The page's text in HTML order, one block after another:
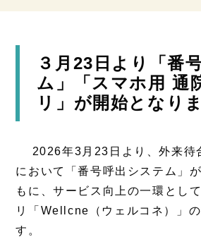
３月23日より「番
ム」「スマホ用 通
リ」が開始となり
2026年3月23日より、外来待
において「番号呼出システム」
もに、サービス向上の一環とし
リ「Wellcne（ウェルコネ）」
す。